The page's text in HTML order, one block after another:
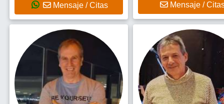
cosas que otras ,asi que ,tendria
que conocerte....porque no nos
conocemos ?
Mensaje / Citas Mensaje /